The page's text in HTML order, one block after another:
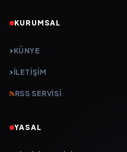
KURUMSAL
KÜNYE
İLETIŞIM
RSS SERVISI
YASAL